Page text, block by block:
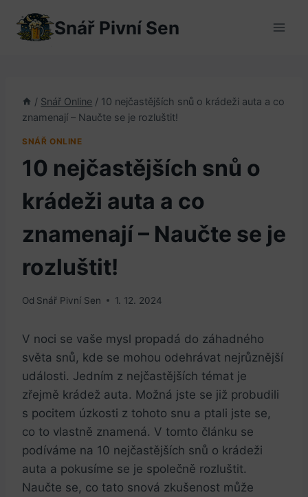
obsah
Snář Pivní Sen
/ Snář Online / 10 nejčastějších snů o krádeži auta a co
znamenají – Naučte se je rozluštit!
SNÁŘ ONLINE
10 nejčastějších snů o
krádeži auta a co
znamenají – Naučte se je
rozluštit!
Od Snář Pivní Sen 1. 12. 2024
V noci se‍ vaše mysl propadá do záhadného
světa snů, kde se mohou odehrávat nejrůznější
události. Jedním z ⁢nejčastějších témat je
zřejmě krádež auta. Možná jste se již probudili
s pocitem úzkosti z tohoto snu a ptali jste se,
co to vlastně znamená. V tomto článku⁢ se
podíváme na 10 nejčastějších snů o krádeži
⁤auta a pokusíme se je společně rozluštit.‌
Naučte se, co tato snová zkušenost může